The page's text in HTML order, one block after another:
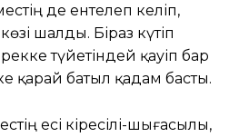
де ентелеп келіп,
шалды. Біраз күтіп
түйетіндей қауіп бар
қарай батыл қадам басты.
есі кіресілі-шығасылы,